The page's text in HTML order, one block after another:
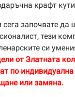
крафт
започвате да
тези
си
от Златната
по
или замяна.